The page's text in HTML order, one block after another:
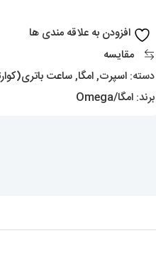
چرم
سبز
OMEGA
افزودن به علاقه مندی ها
مقایسه
دسته: اسپرت,امگا,ساعت
برند: امگا/Omega